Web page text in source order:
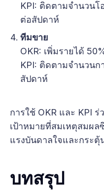
KPI: ติดตามจำนวนโ
ต่อสัปดาห์
ทีมขาย
OKR: เพิ่มรายได้
KPI: ติดตามจำนวนก
สัปดาห์
การใช้ OKR และ KPI
เป้าหมายที่สมเหตุสมผล
แรงบันดาลใจและกระตุ้
บทสรุป